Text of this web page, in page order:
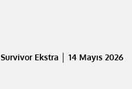
Survivor Ekstra │ 14 Mayıs 2026